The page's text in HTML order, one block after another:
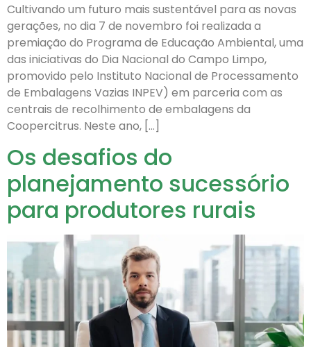
Cultivando um futuro mais sustentável para as novas
gerações, no dia 7 de novembro foi realizada a
premiação do Programa de Educação Ambiental, uma
das iniciativas do Dia Nacional do Campo Limpo,
promovido pelo Instituto Nacional de Processamento
de Embalagens Vazias INPEV) em parceria com as
centrais de recolhimento de embalagens da
Coopercitrus. Neste ano, […]
Os desafios do
planejamento sucessório
para produtores rurais